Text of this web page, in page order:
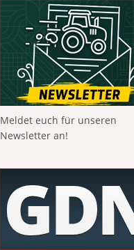
Meldet euch für unseren
Newsletter an!